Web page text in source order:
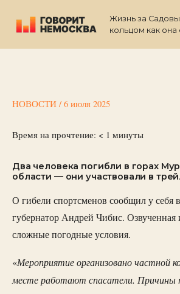
содержимому
Жизнь за
кольцом как она
НОВОСТИ / 6 июля 2025
Время на прочтение: < 1 минуты
Два человека погибли в горах
области — они участвовали в
О гибели спортсменов сообщил у себя
губернатор Андрей Чибис.
сложные погодные условия.
«Мероприятие организовано частной
месте работают спасатели. Причины